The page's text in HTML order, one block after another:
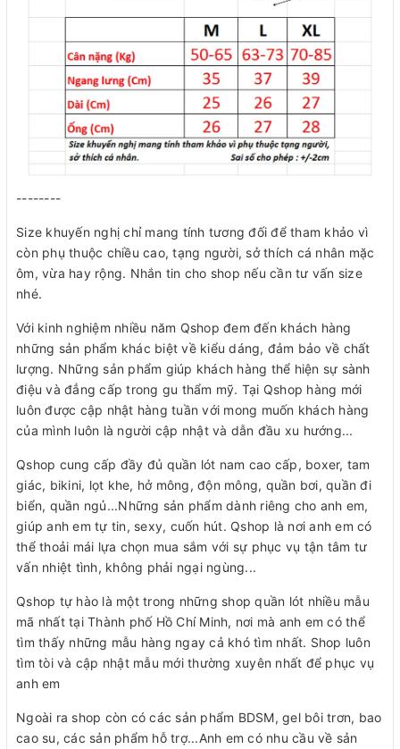
--------
Size khuyến nghị chỉ mang tính tương đối để tham khảo vì
còn phụ thuộc chiều cao, tạng người, sở thích cá nhân mặc
ôm, vừa hay rộng. Nhắn tin cho shop nếu cần tư vấn size
nhé.
Với kinh nghiệm nhiều năm Qshop đem đến khách hàng
những sản phẩm khác biệt về kiểu dáng, đảm bảo về chất
lượng. Những sản phẩm giúp khách hàng thể hiện sự sành
điệu và đẳng cấp trong gu thẩm mỹ. Tại Qshop hàng mới
luôn được cập nhật hàng tuần với mong muốn khách hàng
của mình luôn là người cập nhật và dẫn đầu xu hướng...
Qshop cung cấp đầy đủ quần lót nam cao cấp, boxer, tam
giác, bikini, lọt khe, hở mông, độn mông, quần bơi, quần đi
biển, quần ngủ...Những sản phẩm dành riêng cho anh em,
giúp anh em tự tin, sexy, cuốn hút. Qshop là nơi anh em có
thể thoải mái lựa chọn mua sắm với sự phục vụ tận tâm tư
vấn nhiệt tình, không phải ngại ngùng...
Qshop tự hào là một trong những shop quần lót nhiều mẫu
mã nhất tại Thành phố Hồ Chí Minh, nơi mà anh em có thể
tìm thấy những mẫu hàng ngay cả khó tìm nhất. Shop luôn
tìm tòi và cập nhật mẫu mới thường xuyên nhất để phục vụ
anh em
Ngoài ra shop còn có các sản phẩm BDSM, gel bôi trơn, bao
cao su, các sản phẩm hỗ trợ...Anh em có nhu cầu về sản